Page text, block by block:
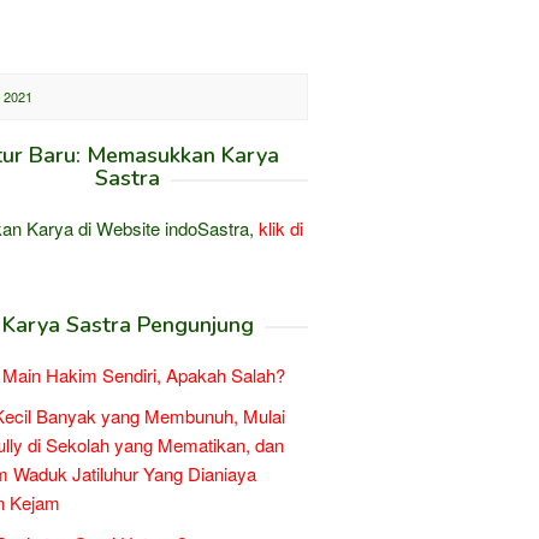
Baru: Memasukkan Karya
Sastra
Karya di Website indoSastra, klik di
Karya Sastra Pengunjung
Hakim Sendiri, Apakah Salah?
Banyak yang Membunuh, Mulai
di Sekolah yang Mematikan, dan
Waduk Jatiluhur Yang Dianiaya
Kejam